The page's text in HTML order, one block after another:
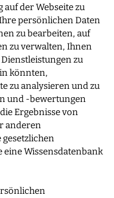
der Webseite zu
persönlichen Daten
zu bearbeiten, auf
zu verwalten, Ihnen
zu
könnten,
zu analysieren und zu
und -bewertungen
Ergebnisse von
anderen
Wissensdatenbank